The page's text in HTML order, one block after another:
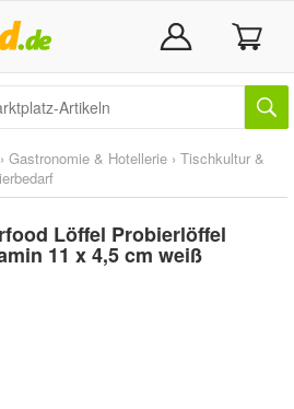
› Gastronomie & Hotellerie › Tischkultur &
Löffel Probierlöffel
11 x 4,5 cm weiß